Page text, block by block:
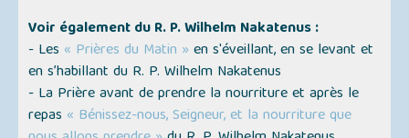
Voir également du R. P. Wilhelm Nakatenus :
- Les « Prières du Matin » en s'éveillant, en se levant et
en s’habillant du R. P. Wilhelm Nakatenus
- La Prière avant de prendre la nourriture et après le
repas « Bénissez-nous, Seigneur, et la nourriture que